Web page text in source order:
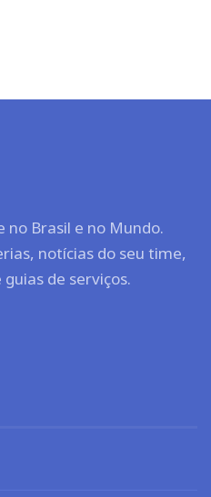
no Brasil e no Mundo.
notícias do seu time,
de serviços.